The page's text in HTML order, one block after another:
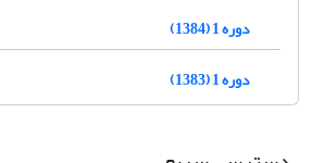
دوره 1 (1384)
دوره 1 (1383)